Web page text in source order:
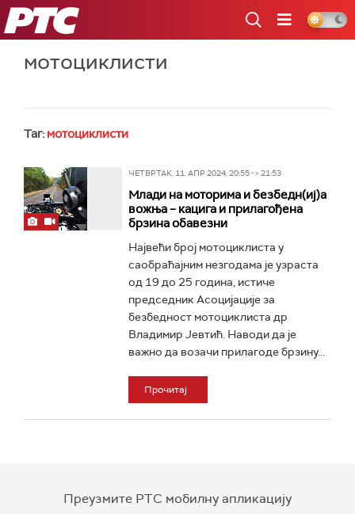
РТС
мотоциклисти
Таг: мотоциклисти
ЧЕТВРТАК, 11. АПР 2024, 20:55 -> 21:53
Млади на моторима и безбедн(иј)а
вожња – кацига и прилагођена
брзина обавезни
Највећи број мотоциклиста у
саобраћајним незгодама је узраста
од 19 до 25 година, истиче
председник Асоцијације за
безбедност мотоциклиста др
Владимир Јевтић. Наводи да је
важно да возачи прилагоде брзину...
Прочитај
Преузмите РТС мобилну апликацију